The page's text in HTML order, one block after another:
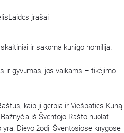
Laidos įrašai
ir sakoma kunigo homilija.
ir gyvumas, jos vaikams – tikėjimo
kaip ji gerbia ir Viešpaties Kūną.
iš Šventojo Rašto nuolat
Dievo žodį. Šventosiose knygose